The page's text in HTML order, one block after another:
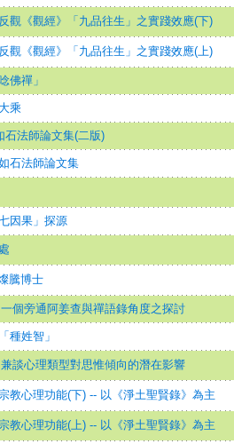
觀《觀經》「九品往生」之實踐效應(下)
觀《觀經》「九品往生」之實踐效應(上)
佛禪」
乘
石法師論文集(二版)
石法師論文集
因果」探源
騰博士
個旁通阿姜查與禪語錄角度之探討
種姓智」
談心理類型對思惟傾向的潛在影響
教心理功能(下) -- 以《淨土聖賢錄》為主
教心理功能(上) -- 以《淨土聖賢錄》為主